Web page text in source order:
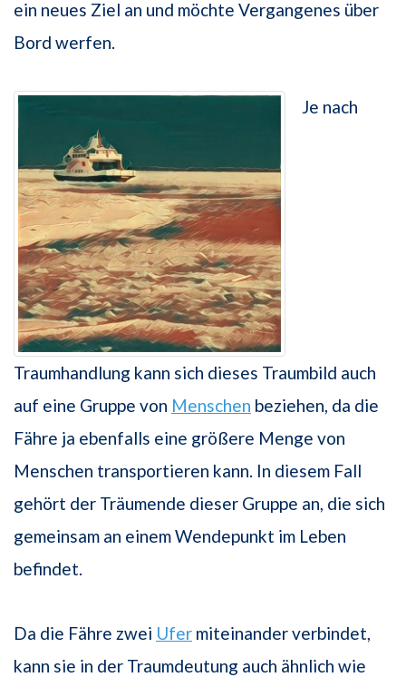
ein neues Ziel an und möchte Vergangenes über
Bord werfen.
Je nach
Traumhandlung kann sich dieses Traumbild auch
auf eine Gruppe von Menschen beziehen, da die
Fähre ja ebenfalls eine größere Menge von
Menschen transportieren kann. In diesem Fall
gehört der Träumende dieser Gruppe an, die sich
gemeinsam an einem Wendepunkt im Leben
befindet.
Da die Fähre zwei Ufer miteinander verbindet,
kann sie in der Traumdeutung auch ähnlich wie